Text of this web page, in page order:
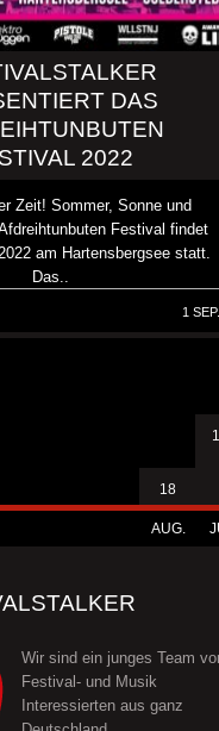
DAS
2022
Zeit! Sommer, Sonne und
Festival findet
am Hartensbergsee statt.
Das..
1 SEP.
18
AUG.
Wir sind ein junges Team
Festival- und Musik
Interessierten aus ganz